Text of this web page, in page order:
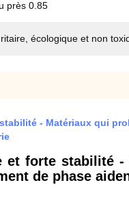
près 0.85
écologique et non
- Matériaux qui
et forte stabilité
de phase